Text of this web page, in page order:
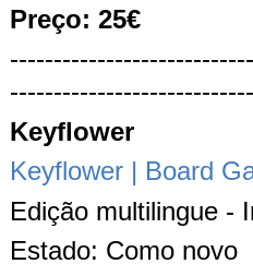
Preço: 25€
Keyflower
Keyflower | Board
Edição multilingue -
Estado: Como novo